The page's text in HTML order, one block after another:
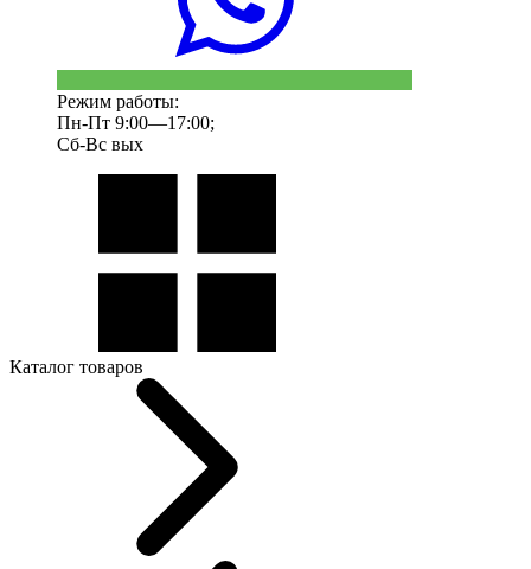
Режим работы:
Пн-Пт 9:00—17:00;
Сб-Вс вых
Каталог товаров